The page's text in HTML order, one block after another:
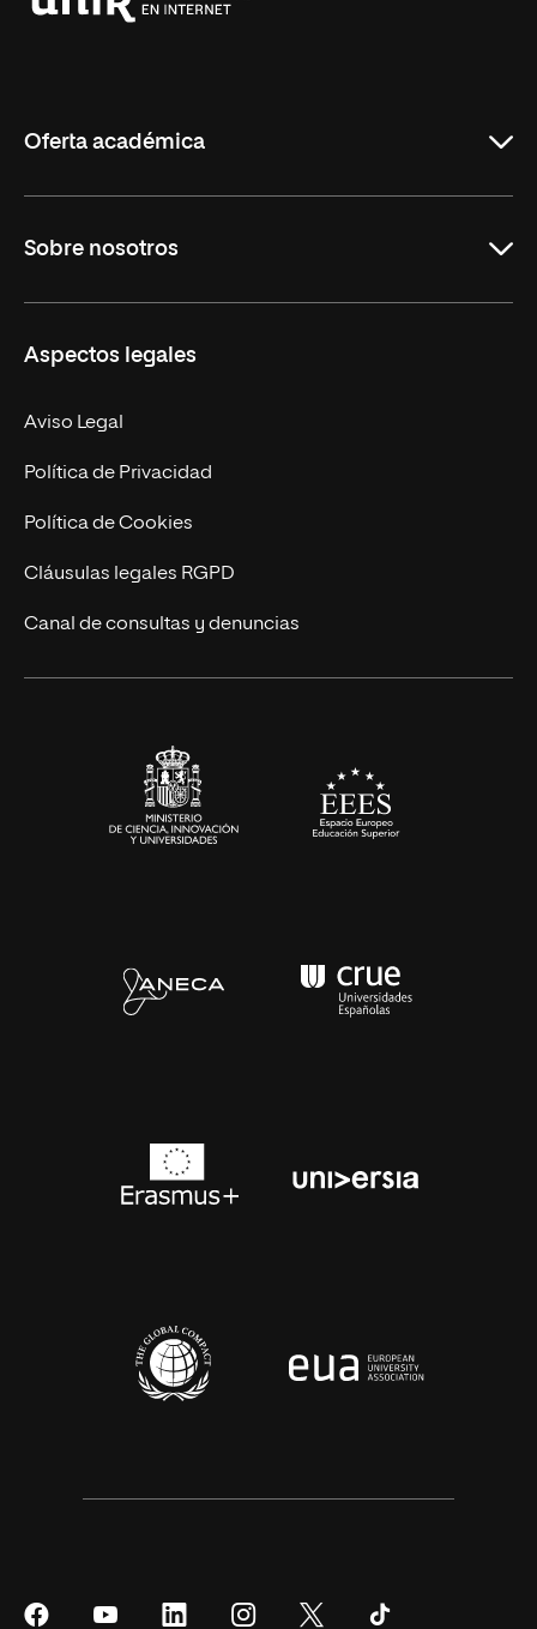
Oferta académica
Másteres Oficiales
Doctorados
Experto Universitario
Postgrados
Cursos Universitarios
Sobre nosotros
Facultades
Nuestro Equipo
Trabaja en UNIR
Actualidad
UNIR Revista
Eventos
Aspectos legales
Aviso Legal
Política de Privacidad
Política de Cookies
Cláusulas legales RGPD
Canal de consultas y denuncias
SíguenosSíguenos SíguenosSíguenos Síguenos